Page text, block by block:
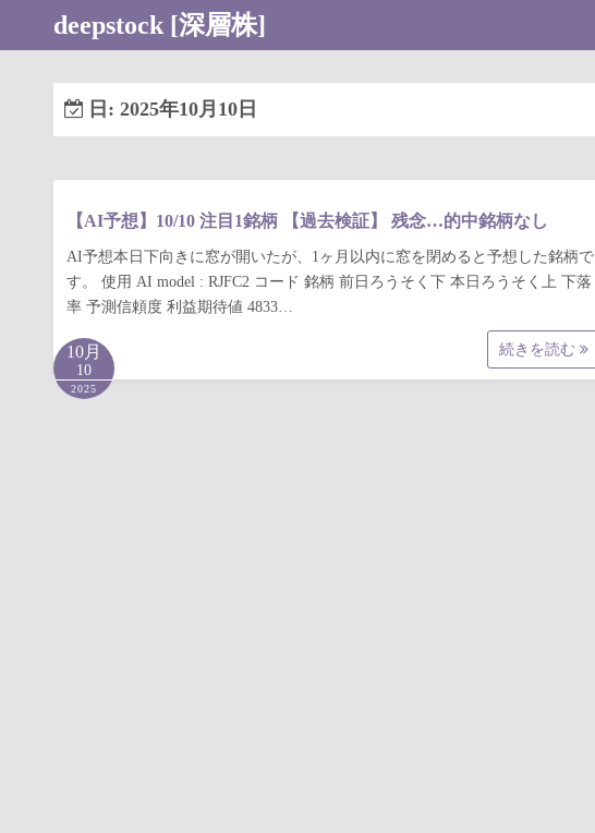
deepstock [深層株]
日: 2025年10月10日
【AI予想】10/10 注目1銘柄 【過去検証】 残念…的中銘柄なし
AI予想本日下向きに窓が開いたが、1ヶ月以内に窓を閉めると予想した銘柄で
す。 使用 AI model : RJFC2 コード 銘柄 前日ろうそく下 本日ろうそく上 下落
率 予測信頼度 利益期待値 4833…
続きを読む
10月
10
2025